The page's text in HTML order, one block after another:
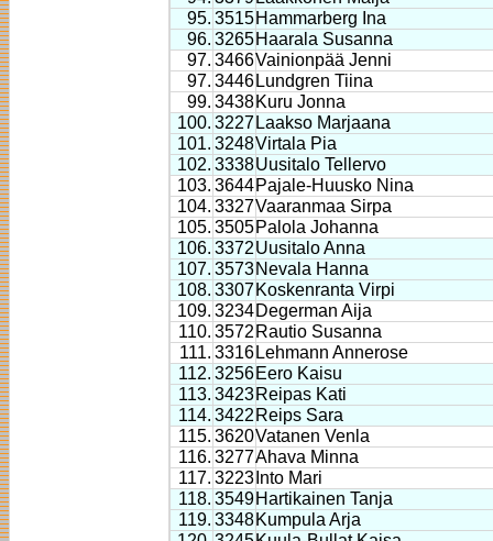
95. 3515Hammarberg Ina
96. 3265Haarala Susanna
97. 3466Vainionpää Jenni
97. 3446 Lundgren Tiina
99. 3438Kuru Jonna
100. 3227 Laakso Marjaana
101. 3248Virtala Pia
102. 3338Uusitalo Tellervo
103. 3644Pajale-Huusko Nina
104. 3327Vaaranmaa Sirpa
105. 3505Palola Johanna
106. 3372Uusitalo Anna
107. 3573Nevala Hanna
108. 3307Koskenranta Virpi
109. 3234Degerman Aija
110. 3572 Rautio Susanna
111. 3316 Lehmann Annerose
112. 3256Eero Kaisu
113. 3423Reipas Kati
114. 3422 Reips Sara
115. 3620Vatanen Venla
116. 3277Ahava Minna
117. 3223 Into Mari
118. 3549Hartikainen Tanja
119. 3348Kumpula Arja